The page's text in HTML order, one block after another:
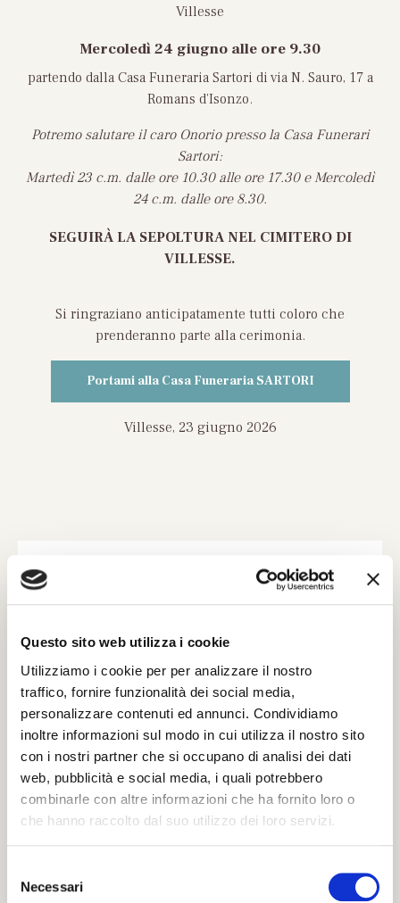
Questo sito web utilizza i cookie
Utilizziamo i cookie per per analizzare il nostro
traffico, fornire funzionalità dei social media,
personalizzare contenuti ed annunci. Condividiamo
inoltre informazioni sul modo in cui utilizza il nostro sito
con i nostri partner che si occupano di analisi dei dati
web, pubblicità e social media, i quali potrebbero
combinarle con altre informazioni che ha fornito loro o
che hanno raccolto dal suo utilizzo dei loro servizi.
Necessari
Villesse
Mercoledì 24 giugno alle ore 9.30
partendo dalla Casa Funeraria Sartori di via N. Sauro, 17 a
Romans d’Isonzo.
Potremo salutare il caro Onorio presso la Casa Funerari
Sartori:
Martedì 23 c.m. dalle ore 10.30 alle ore 17.30 e Mercoledì
24 c.m. dalle ore 8.30.
SEGUIRÀ LA SEPOLTURA NEL CIMITERO DI
VILLESSE.
Si ringraziano anticipatamente tutti coloro che
prenderanno parte alla cerimonia.
Portami alla Casa Funeraria SARTORI
Villesse, 23 giugno 2026
CORDOGLIO
Sarà nostra premura far pervenire alla famiglia
del defunto il tuo messaggio.
Il tuo nome e cognome *